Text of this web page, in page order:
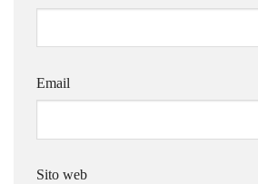
Email
Sito web